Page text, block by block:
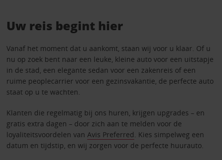
Uw reis begint hier
Vanaf het moment dat u aankomt, staan wij voor u klaar. Of u
nu op zoek bent naar een leuke, kleine auto voor een uitstapje
in de stad, een elegante sedan voor een zakenreis of een
ruime peoplecarrier voor een gezinsvakantie, de perfecte auto
staat op u te wachten.
Klanten die regelmatig bij ons huren, krijgen upgrades – en
gratis extra dagen – door zich aan te melden voor de
loyaliteitsvoordelen van Avis Preferred. Kies simpelweg een
datum en tijdstip, en wij zorgen voor de perfecte huurauto.